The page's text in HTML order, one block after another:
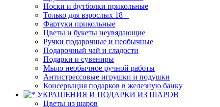
Носки и футболки прикольные
Только для взрослых 18 +
Фартуки прикольные
Цветы и букеты неувядающие
Ручки подарочные и необычные
Подарочный чай и сладости
Подарки и сувениры
Мыло необычное ручной работы
Антистрессовые игрушки и подушки
Консервация подарков в железную банку
УКРАШЕНИЯ И ПОДАРКИ ИЗ ШАРОВ
Цветы из шаров